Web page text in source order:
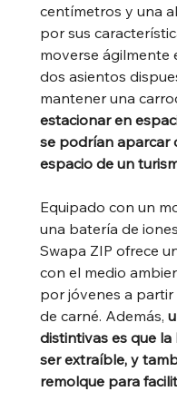
centímetros y una
por sus
moverse ágilmente
dos asientos
mantener una
estacionar en
se podrían aparcar
espacio de un
Equipado con un
una batería de
Swapa ZIP ofrece
con el medio
por jóvenes a partir
de carné. Además,
distintivas es que
ser extraíble, y
remolque para